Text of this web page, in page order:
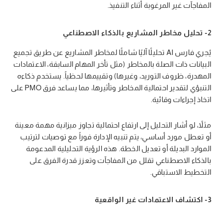
المفاجآت غير المرغوبة أثناء التنفيذ.
2- تحليل مخاطر المشاريع بالذكاء الاصطناعي
يُجري فارس AI تحليلًا آليًا شاملًا لمخاطر المشاريع عن طريق تجميع
البيانات ذات الصلة بالمخاطر (مثل تأخر المهام السابقة، الاعتمادات
المهدرة، ظروف التوريد، وغيرها) وتقييمها لحظياً. يستخدم ذكاءه
التنبؤي لتقدير احتمالية المخاطر وتأثيرها، مما يساعد فرق PMO على
اتخاذ إجراءات وقائية.
مثلاً، لو أشار التحليل إلى ارتفاع احتمالية تجاوز ميزانية مهمة معينة
أو تعطل مورد أساسي، يتم تنبيه الإدارة فوراً مع توصيات لترتيب
الموارد البديلة أو تعديل الخطة. هذه الرؤية التحليلية المدعومة
بالذكاء الاصطناعي تقلل من المفاجآت وتعزز قدرة الفرق على
التخطيط الاستباقي.
3- اكتشاف الاعتمادات غير الواقعية